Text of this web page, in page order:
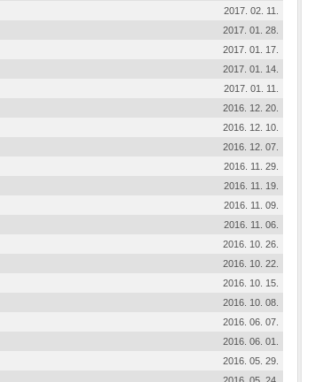
2017. 02. 11.
2017. 01. 28.
2017. 01. 17.
2017. 01. 14.
2017. 01. 11.
2016. 12. 20.
2016. 12. 10.
2016. 12. 07.
2016. 11. 29.
2016. 11. 19.
2016. 11. 09.
2016. 11. 06.
2016. 10. 26.
2016. 10. 22.
2016. 10. 15.
2016. 10. 08.
2016. 06. 07.
2016. 06. 01.
2016. 05. 29.